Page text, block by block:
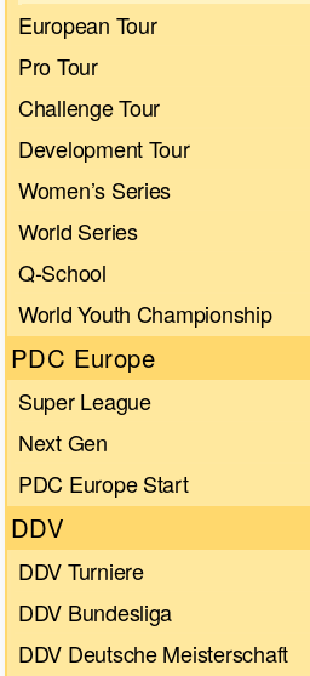
European Tour
Pro Tour
Challenge Tour
Development Tour
Women’s Series
World Series
Q-School
World Youth Championship
PDC Europe
Super League
Next Gen
PDC Europe Start
DDV
DDV Turniere
DDV Bundesliga
DDV Deutsche Meisterschaft